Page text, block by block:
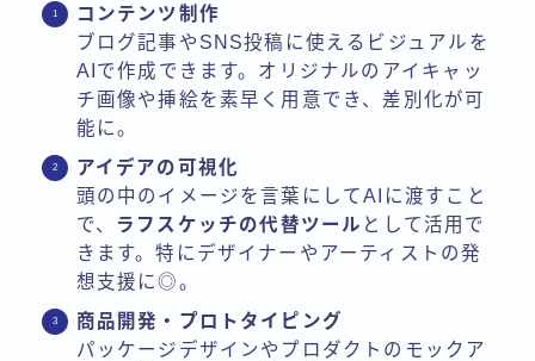
コンテンツ制作
ブログ記事やSNS投稿に使えるビジュアルを
AIで作成できます。オリジナルのアイキャッ
チ画像や挿絵を素早く用意でき、差別化が可
能に。
アイデアの可視化
頭の中のイメージを言葉にしてAIに渡すこと
で、
ラフスケッチの代替ツール として活用で
きます。特にデザイナーやアーティストの発
想支援に◎。
商品開発・プロトタイピング
パッケージデザインやプロダクトのモックア